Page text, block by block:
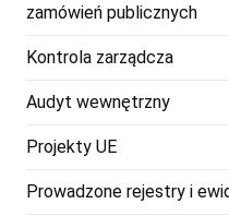
zamówień publicznych
Kontrola zarządcza
Audyt wewnętrzny
Projekty UE
potomne
Prowadzone rejestry i